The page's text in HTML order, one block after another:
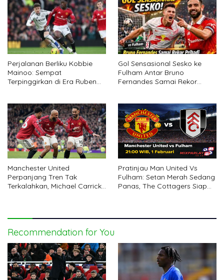
Perjalanan Berliku Kobbie
Mainoo: Sempat
Terpinggirkan di Era Ruben
Gol Sensasional Sesko ke
Fulham Antar Bruno
Fernandes Samai Rekor
Manchester United
Perpanjang Tren Tak
Terkalahkan, Michael Carrick
Pratinjau Man United Vs
Fulham: Setan Merah Sedang
Panas, The Cottagers Siap
Recommendation for You